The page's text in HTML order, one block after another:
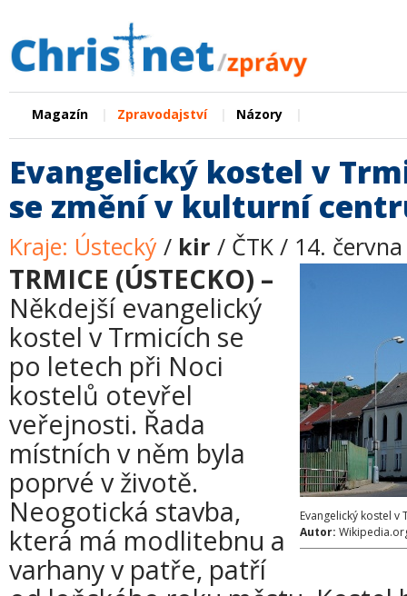
Magazín Zpravodajství Názory
Evangelický kostel v
se změní v kulturní
Kraje: Ústecký / kir / ČTK / 14.
Evangelický kostel v
Autor:
TRMICE (ÚSTECKO) –
Někdejší evangelický
kostel v Trmicích se
po letech při Noci
kostelů otevřel
veřejnosti. Řada
místních v něm byla
poprvé v životě.
Neogotická stavba,
která má modlitebnu a
varhany v patře, patří